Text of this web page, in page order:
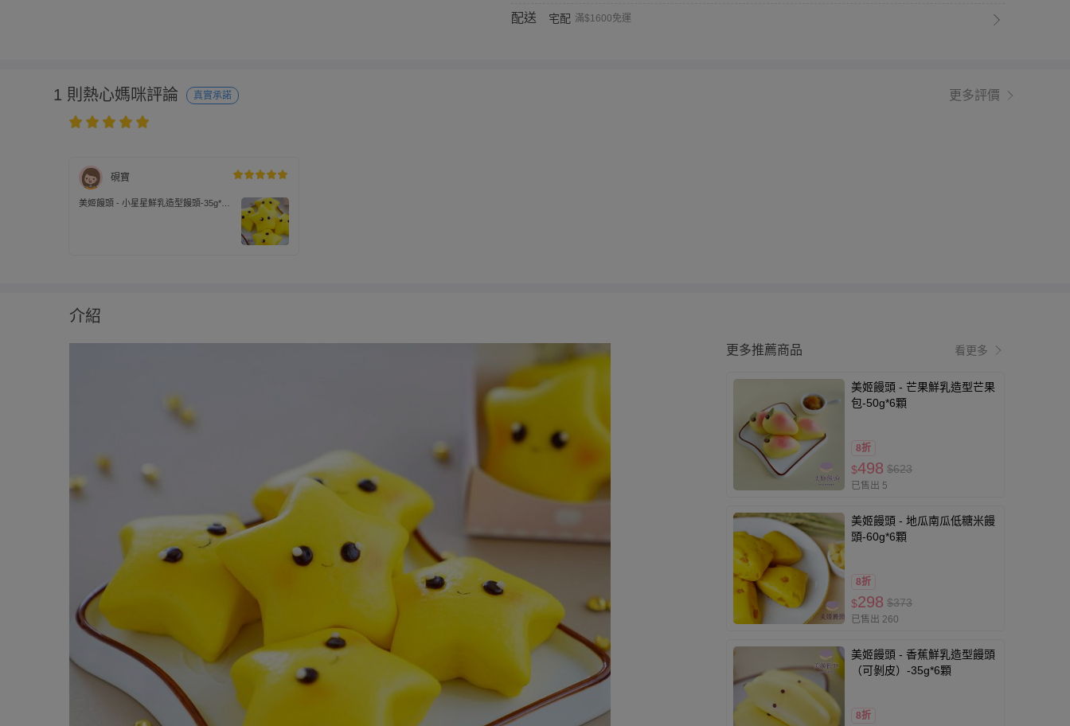
配送 宅配 滿$1600免運
1 則熱心媽咪評論 真實承諾 更多評價
硯寶
美姬饅頭 - 小星星鮮乳造型饅頭-35g*6
介紹
更多推薦商品 看更多
美姬饅頭 - 芒果鮮乳造型芒果
包-50g*6顆
8折
$498 $623
已售出 5
美姬饅頭 - 地瓜南瓜低糖米饅
頭-60g*6顆
8折
$298 $373
已售出 260
美姬饅頭 - 香蕉鮮乳造型饅頭
（可剝皮）-35g*6顆
8折